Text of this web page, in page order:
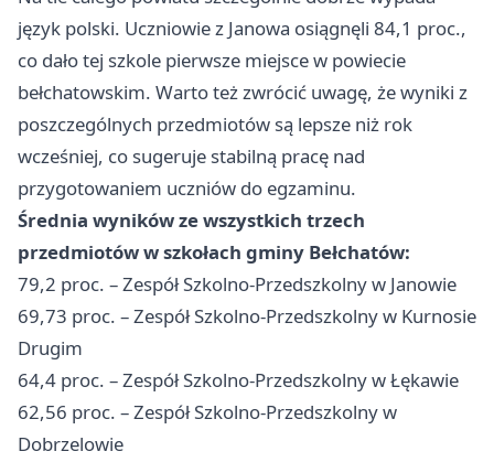
język polski. Uczniowie z Janowa osiągnęli 84,1 proc.,
co dało tej szkole pierwsze miejsce w powiecie
bełchatowskim. Warto też zwrócić uwagę, że wyniki z
poszczególnych przedmiotów są lepsze niż rok
wcześniej, co sugeruje stabilną pracę nad
przygotowaniem uczniów do egzaminu.
Średnia wyników ze wszystkich trzech
przedmiotów w szkołach gminy Bełchatów:
79,2 proc. – Zespół Szkolno-Przedszkolny w Janowie
69,73 proc. – Zespół Szkolno-Przedszkolny w Kurnosie
Drugim
64,4 proc. – Zespół Szkolno-Przedszkolny w Łękawie
62,56 proc. – Zespół Szkolno-Przedszkolny w
Dobrzelowie